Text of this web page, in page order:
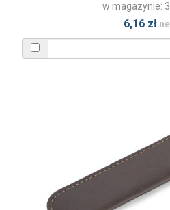
w magazynie:
6,16 zł